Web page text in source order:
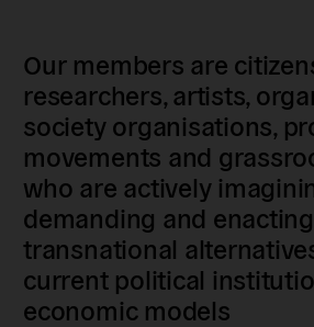
Our members are
researchers, artists,
society organisations,
movements and
who are actively
demanding and enacting
transnational
current political
economic models